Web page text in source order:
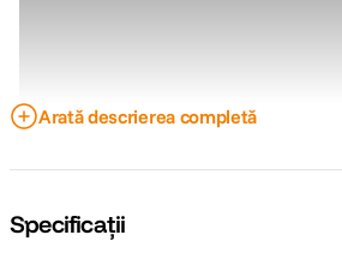
Prin combinarea formatului compact cu o
si a sunetului, proiectorul smart portabil Leica
Arată descrierea completă
Specificații